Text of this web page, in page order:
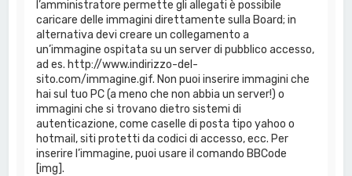
l’amministratore permette gli allegati è possibile
caricare delle immagini direttamente sulla Board; in
alternativa devi creare un collegamento a
un’immagine ospitata su un server di pubblico accesso,
ad es. http://www.indirizzo-del-
sito.com/immagine.gif. Non puoi inserire immagini che
hai sul tuo PC (a meno che non abbia un server!) o
immagini che si trovano dietro sistemi di
autenticazione, come caselle di posta tipo yahoo o
hotmail, siti protetti da codici di accesso, ecc. Per
inserire l’immagine, puoi usare il comando BBCode
[img].